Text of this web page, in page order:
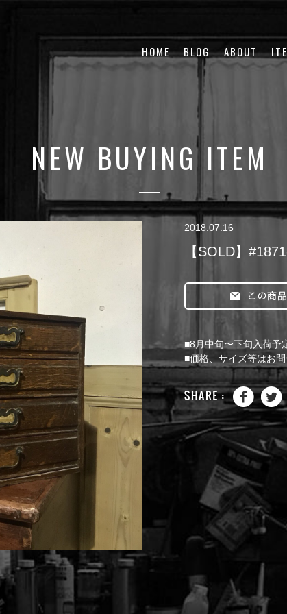
HOME BLOG ABOUT
NEW BUYING ITEM
2018.07.16
【SOLD】
■8月中旬〜下旬入荷予
■価格、サイズ等はお